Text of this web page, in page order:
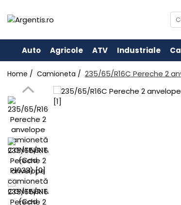
Auto Agricole ATV Industriale
Home / Camioneta / 235/65/R16C Pereche 2